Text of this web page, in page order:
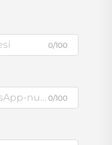
0/100
0/100